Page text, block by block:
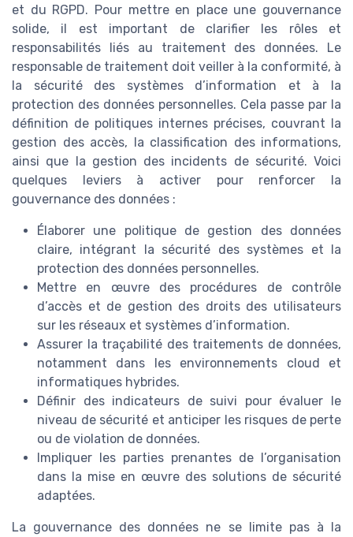
et du RGPD. Pour mettre en place une gouvernance
solide, il est important de clarifier les rôles et
responsabilités liés au traitement des données. Le
responsable de traitement doit veiller à la conformité, à
la sécurité des systèmes d’information et à la
protection des données personnelles. Cela passe par la
définition de politiques internes précises, couvrant la
gestion des accès, la classification des informations,
ainsi que la gestion des incidents de sécurité. Voici
quelques leviers à activer pour renforcer la
gouvernance des données :
Élaborer une politique de gestion des données
claire, intégrant la sécurité des systèmes et la
protection des données personnelles.
Mettre en œuvre des procédures de contrôle
d’accès et de gestion des droits des utilisateurs
sur les réseaux et systèmes d’information.
Assurer la traçabilité des traitements de données,
notamment dans les environnements cloud et
informatiques hybrides.
Définir des indicateurs de suivi pour évaluer le
niveau de sécurité et anticiper les risques de perte
ou de violation de données.
Impliquer les parties prenantes de l’organisation
dans la mise en œuvre des solutions de sécurité
adaptées.
La gouvernance des données ne se limite pas à la